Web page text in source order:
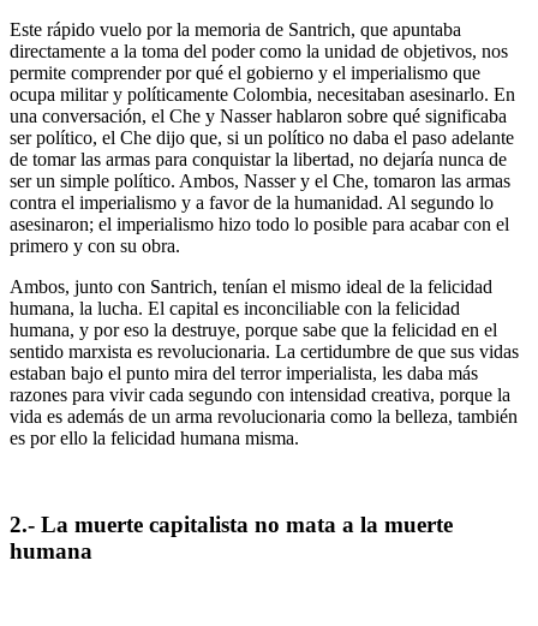
Este rápido vuelo por la memoria de Santrich, que apuntaba
directamente a la toma del poder como la unidad de objetivos, nos
permite comprender por qué el gobierno y el imperialismo que
ocupa militar y políticamente Colombia, necesitaban asesinarlo. En
una conversación, el Che y Nasser hablaron sobre qué significaba
ser político, el Che dijo que, si un político no daba el paso adelante
de tomar las armas para conquistar la libertad, no dejaría nunca de
ser un simple político. Ambos, Nasser y el Che, tomaron las armas
contra el imperialismo y a favor de la humanidad. Al segundo lo
asesinaron; el imperialismo hizo todo lo posible para acabar con el
primero y con su obra.
Ambos, junto con Santrich, tenían el mismo ideal de la felicidad
humana, la lucha. El capital es inconciliable con la felicidad
humana, y por eso la destruye, porque sabe que la felicidad en el
sentido marxista es revolucionaria. La certidumbre de que sus vidas
estaban bajo el punto mira del terror imperialista, les daba más
razones para vivir cada segundo con intensidad creativa, porque la
vida es además de un arma revolucionaria como la belleza, también
es por ello la felicidad humana misma.
2.- La muerte capitalista no mata a la muerte
humana